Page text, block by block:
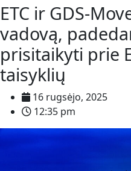
ETC ir GDS-
vadovą,
prisitaikyti prie
taisyklių
16 rugsėjo, 2025
12:35 pm